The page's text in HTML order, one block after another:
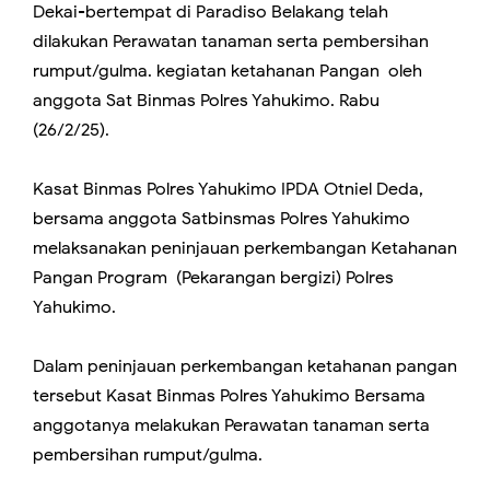
Dekai-bertempat di Paradiso Belakang telah
dilakukan Perawatan tanaman serta pembersihan
rumput/gulma. kegiatan ketahanan Pangan oleh
anggota Sat Binmas Polres Yahukimo. Rabu
(26/2/25).
Kasat Binmas Polres Yahukimo IPDA Otniel Deda,
bersama anggota Satbinsmas Polres Yahukimo
melaksanakan peninjauan perkembangan Ketahanan
Pangan Program (Pekarangan bergizi) Polres
Yahukimo.
Dalam peninjauan perkembangan ketahanan pangan
tersebut Kasat Binmas Polres Yahukimo Bersama
anggotanya melakukan Perawatan tanaman serta
pembersihan rumput/gulma.